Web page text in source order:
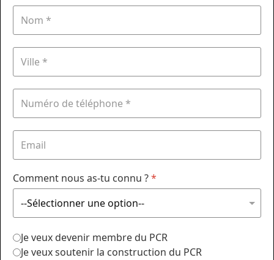
Comment nous as-tu connu ?*
Je veux devenir membre du PCR
Je veux soutenir la construction du PCR